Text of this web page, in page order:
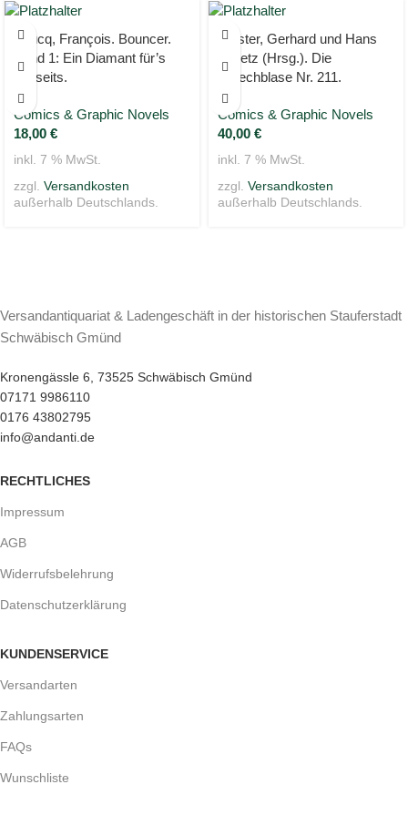
Boucq, François. Bouncer.
Band 1: Ein Diamant für’s
Jenseits.
Comics & Graphic Novels
18,00 €
inkl. 7 % MwSt.
zzgl. Versandkosten
außerhalb Deutschlands.
Förster, Gerhard und Hans
Stojetz (Hrsg.). Die
Sprechblase Nr. 211.
Comics & Graphic Novels
40,00 €
inkl. 7 % MwSt.
zzgl. Versandkosten
außerhalb Deutschlands.
Versandantiquariat & Ladengeschäft in der historischen Stauferstadt
Schwäbisch Gmünd
Kronengässle 6, 73525 Schwäbisch Gmünd
07171 9986110
0176 43802795
info@andanti.de
RECHTLICHES
Impressum
AGB
Widerrufsbelehrung
Datenschutzerklärung
KUNDENSERVICE
Versandarten
Zahlungsarten
FAQs
Wunschliste